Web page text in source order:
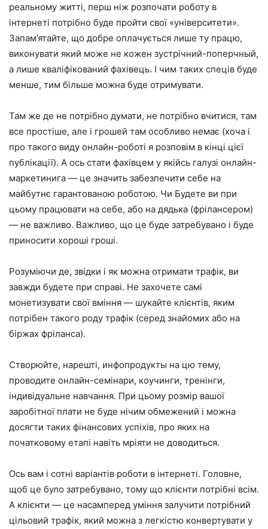
реальному житті, перш ніж розпочати роботу в
інтернеті потрібно буде пройти свої «університети».
Запам’ятайте, що добре оплачується лише ту працю,
виконувати який може не кожен зустрічний-поперчный,
а лише кваліфікований фахівець. І чим таких спеців буде
менше, тим більше можна буде отримувати.
Там же де не потрібно думати, не потрібно вчитися, там
все простіше, але і грошей там особливо немає (хоча і
про такого виду онлайн-роботі я розповім в кінці цієї
публікації). А ось стати фахівцем у якійсь галузі онлайн-
маркетинига — це значить забезпечити себе на
майбутнє гарантованою роботою. Чи Будете ви при
цьому працювати на себе, або на дядька (фрілансером)
— не важливо. Важливо, що це буде затребувано і буде
приносити хороші гроші.
Розуміючи де, звідки і як можна отримати трафік, ви
завжди будете при справі. Не захочете самі
монетизувати свої вміння — шукайте клієнтів, яким
потрібен такого роду трафік (серед знайомих або на
біржах фріланса).
Створюйте, нарешті, инфопродукты на цю тему,
проводите онлайн-семінари, коучинги, тренінги,
індивідуальне навчання. При цьому розмір вашої
заробітної плати не буде нічим обмежений і можна
досягти таких фінансових успіхів, про яких на
початковому етапі навіть мріяти не доводиться.
Ось вам і сотні варіантів роботи в інтернеті. Головне,
щоб це було затребувано, тому що клієнти потрібні всім.
А клієнти — це насамперед уміння залучити потрібний
цільовий трафік, який можна з легкістю конвертувати у